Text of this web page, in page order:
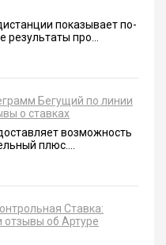
показывает по-
про...
Бегущий по линии
о ставках
возможность
плюс....
Ставка:
отзывы об Артуре